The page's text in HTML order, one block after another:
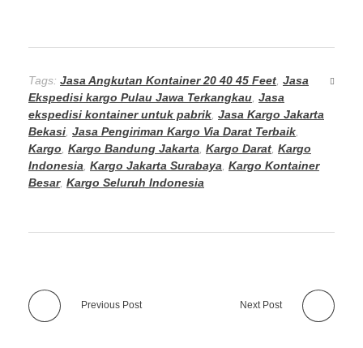
Tags: Jasa Angkutan Kontainer 20 40 45 Feet Jasa
Ekspedisi kargo Pulau Jawa Terkangkau Jasa
ekspedisi kontainer untuk pabrik Jasa Kargo Jakarta
Bekasi Jasa Pengiriman Kargo Via Darat Terbaik
Kargo Kargo Bandung Jakarta Kargo Darat Kargo
Indonesia Kargo Jakarta Surabaya Kargo Kontainer
Besar, Kargo Seluruh Indonesia
Previous Post Next Post